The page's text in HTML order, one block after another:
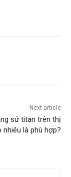
Next article
sứ titan trên thị
là phù hợp?